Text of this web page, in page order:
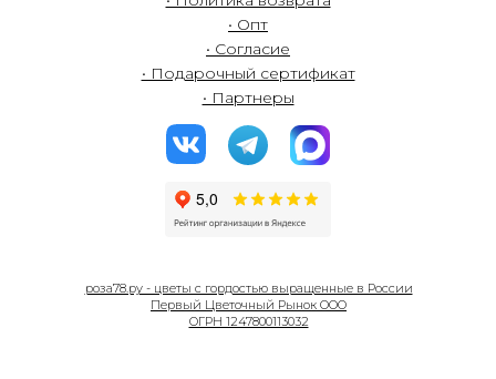
• Опт
• Согласие
• Подарочный сертификат
• Партнеры
роза78.ру - цветы с гордостью выращенные в России
Первый Цветочный Рынок ООО
ОГРН 1247800113032